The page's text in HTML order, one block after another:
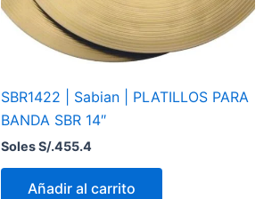
SBR1422 | Sabian | PLATILLOS PARA
BANDA SBR 14″
Soles S/.455.4
Añadir al carrito